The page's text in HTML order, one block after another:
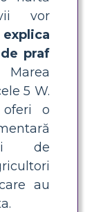
vor
praf
5 W.
oferi o
de
au